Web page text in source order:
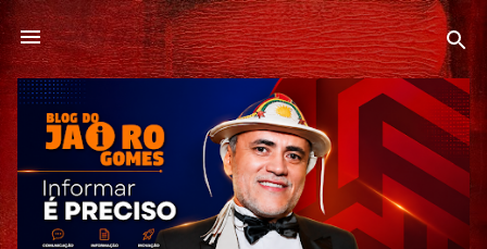
Pular para o conteúdo principal